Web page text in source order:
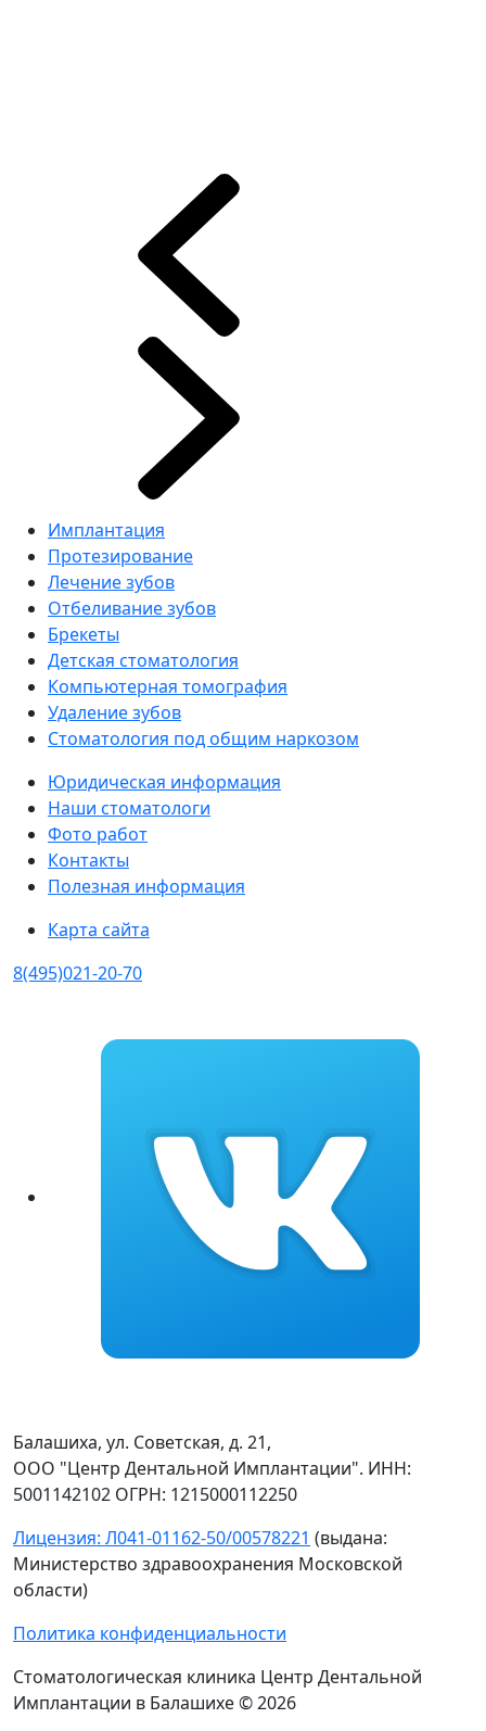
Имплантация
Протезирование
Лечение зубов
Отбеливание зубов
Брекеты
Детская стоматология
Компьютерная томография
Удаление зубов
Стоматология под общим наркозом
Юридическая информация
Наши стоматологи
Фото работ
Контакты
Полезная информация
Карта сайта
8(495)021-20-70
Балашиха, ул. Советская, д. 21,
OOO "Центр Дентальной Имплантации". ИНН:
5001142102 ОГРН: 1215000112250
Лицензия: Л041-01162-50/00578221 (выдана:
Министерство здравоохранения Московской
области)
Политика конфиденциальности
Стоматологическая клиника Центр Дентальной
Имплантации в Балашихе © 2026